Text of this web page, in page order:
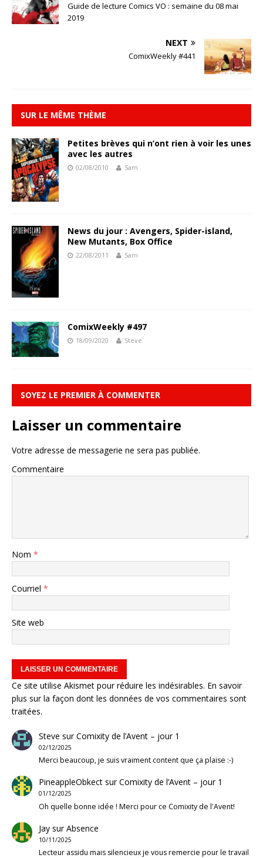
Guide de lecture Comics VO : semaine du 08 mai
2019
NEXT
ComixWeekly #441
SUR LE MÊME THÈME
Petites brèves qui n’ont rien à voir les unes
avec les autres
02/08/2010 Sam
News du jour : Avengers, Spider-island,
New Mutants, Box Office
22/08/2011 Sam
ComixWeekly #497
18/09/2020 Steve
SOYEZ LE PREMIER À COMMENTER
Laisser un commentaire
Votre adresse de messagerie ne sera pas publiée.
Commentaire
Nom *
Courriel *
Site web
Ce site utilise Akismet pour réduire les indésirables. En savoir
plus sur la façon dont les données de vos commentaires sont
traitées.
Steve surComixity de l’Avent – jour 1
02/12/2025
Merci beaucoup, je suis vraiment content que ça plaise :-)
PineappleObkectsurComixity de l’Avent – jour 1
01/12/2025
Oh quelle bonne idée ! Merci pour ce Comixity de l'Avent!
JaysurAbsence
10/11/2025
Lecteur assidu mais silencieux je vous remercie pour le travail